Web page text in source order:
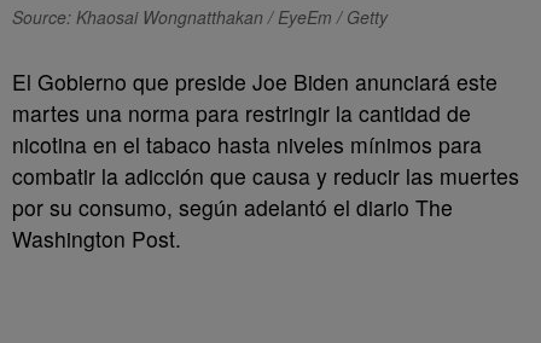
Source: Khaosai Wongnatthakan / EyeEm / Getty
El Gobierno que preside Joe Biden anunciará este
martes una norma para restringir la cantidad de
nicotina en el tabaco hasta niveles mínimos para
combatir la adicción que causa y reducir las muertes
por su consumo, según adelantó el diario The
Washington Post.